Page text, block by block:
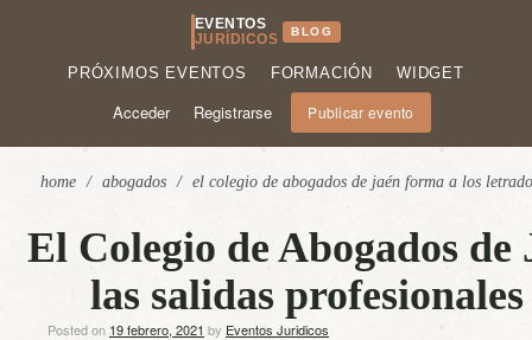
EVENTOS
JURÍDICOS
BLOG
PRÓXIMOS EVENTOS FORMACIÓN WIDGET
Acceder Registrarse Publicar evento
home / abogados / el colegio de abogados de jaén forma a los
El Colegio de Abogados
las salidas
Posted on 19 febrero, 2021 by Eventos Juridicos